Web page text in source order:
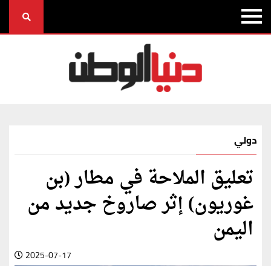
دولي
تعليق الملاحة في مطار (بن
غوريون) إثر صاروخ جديد من
اليمن
2025-07-17